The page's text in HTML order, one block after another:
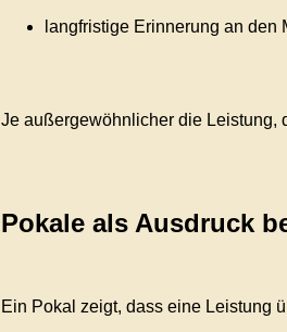
langfristige Erinnerung an den
Je außergewöhnlicher die Leistung,
Pokale als Ausdruck
Ein Pokal zeigt, dass eine Leistung